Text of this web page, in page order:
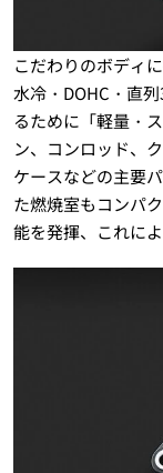
こだわりのボディ
水冷・DOHC・直
るために「軽量・
ン、コンロッド、
ケースなどの主要
た燃焼室もコンパ
能を発揮、これに